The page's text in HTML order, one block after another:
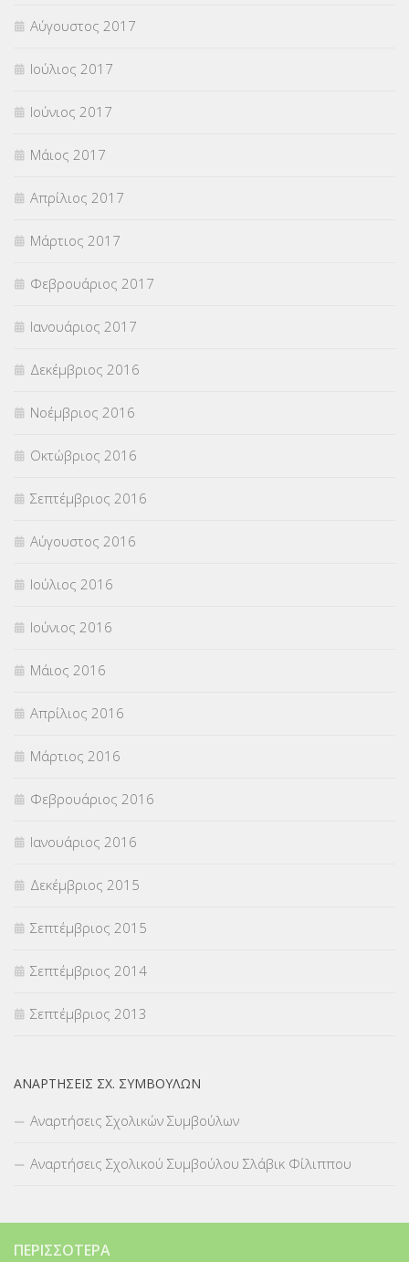
Αύγουστος 2017
Ιούλιος 2017
Ιούνιος 2017
Μάιος 2017
Απρίλιος 2017
Μάρτιος 2017
Φεβρουάριος 2017
Ιανουάριος 2017
Δεκέμβριος 2016
Νοέμβριος 2016
Οκτώβριος 2016
Σεπτέμβριος 2016
Αύγουστος 2016
Ιούλιος 2016
Ιούνιος 2016
Μάιος 2016
Απρίλιος 2016
Μάρτιος 2016
Φεβρουάριος 2016
Ιανουάριος 2016
Δεκέμβριος 2015
Σεπτέμβριος 2015
Σεπτέμβριος 2014
Σεπτέμβριος 2013
ΑΝΑΡΤΉΣΕΙΣ ΣΧ. ΣΥΜΒΟΎΛΩΝ
Αναρτήσεις Σχολικών Συμβούλων
Αναρτήσεις Σχολικού Συμβούλου Σλάβικ Φίλιππου
ΠΕΡΙΣΣΌΤΕΡΑ